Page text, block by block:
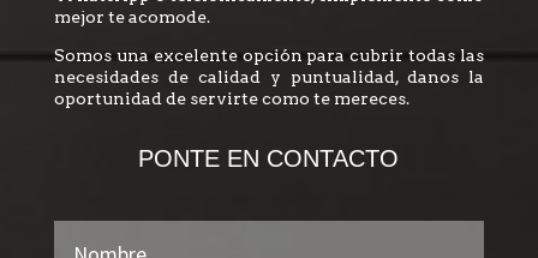
mejor te acomode.
Somos una excelente opción para cubrir todas las
necesidades de calidad y puntualidad, danos la
oportunidad de servirte como te mereces.
PONTE EN CONTACTO